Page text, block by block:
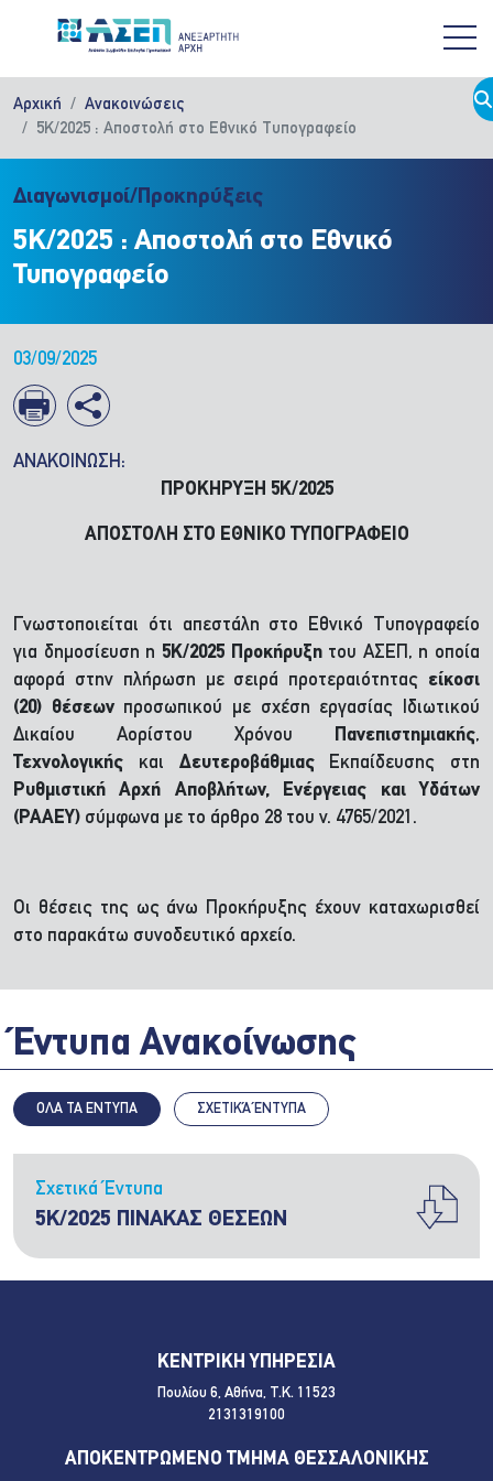
Αρχική
Ανακοινώσεις
5Κ/2025 : Αποστολή στο Εθνικό Τυπογραφείο
Διαγωνισμοί/Προκηρύξεις
5Κ/2025 : Αποστολή στο Εθνικό
Τυπογραφείο
03/09/2025
ΑΝΑΚΟΙΝΩΣΗ:
ΠΡΟΚΗΡΥΞΗ 5Κ/2025
ΑΠΟΣΤΟΛΗ ΣΤΟ ΕΘΝΙΚΟ ΤΥΠΟΓΡΑΦΕΙΟ
Γνωστοποιείται ότι απεστάλη στο Εθνικό Τυπογραφείο
για δημοσίευση η 5Κ/2025 Προκήρυξητου ΑΣΕΠ, η οποία
αφορά στην πλήρωση με σειρά προτεραιότητας είκοσι
(20) θέσεωνπροσωπικού με σχέση εργασίας Ιδιωτικού
Δικαίου Αορίστου Χρόνου
Πανεπιστημιακής,
Τεχνολογικής και ΔευτεροβάθμιαςΕκπαίδευσης στη
Ρυθμιστική Αρχή Αποβλήτων, Ενέργειας και Υδάτων
(ΡΑΑΕΥ) σύμφωνα με το άρθρο 28 του ν. 4765/2021.
Οι θέσεις της ως άνω Προκήρυξης έχουν καταχωρισθεί
στο παρακάτω συνοδευτικό αρχείο.
Έντυπα Ανακοίνωσης
ΟΛΑ ΤΑ ΕΝΤΥΠΑ ΣΧΕΤΙΚΆ ΈΝΤΥΠΑ
Σχετικά Έντυπα
5Κ/2025 ΠΙΝΑΚΑΣ ΘΕΣΕΩΝ
ΚΕΝΤΡΙΚΗ ΥΠΗΡΕΣΙΑ
Πουλίου 6, Αθήνα, Τ.Κ. 11523
2131319100
ΑΠΟΚΕΝΤΡΩΜΕΝΟ ΤΜΗΜΑ ΘΕΣΣΑΛΟΝΙΚΗΣ